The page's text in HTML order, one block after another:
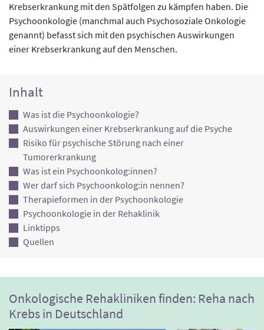
Krebserkrankung mit den Spätfolgen zu kämpfen haben. Die
Psychoonkologie (manchmal auch Psychosoziale Onkologie
genannt) befasst sich mit den psychischen Auswirkungen
einer Krebserkrankung auf den Menschen.
Inhalt
Was ist die Psychoonkologie?
Auswirkungen einer Krebserkrankung auf die Psyche
Risiko für psychische Störung nach einer
Tumorerkrankung
Was ist ein Psychoonkolog:innen?
Wer darf sich Psychoonkolog:in nennen?
Therapieformen in der Psychoonkologie
Psychoonkologie in der Rehaklinik
Linktipps
Quellen
Onkologische Rehakliniken finden: Reha nach
Krebs in Deutschland